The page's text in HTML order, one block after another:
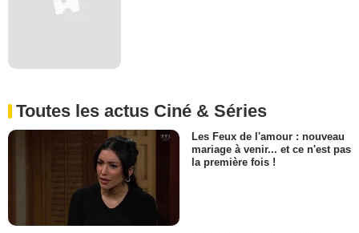
Toutes les actus Ciné & Séries
Les Feux de l'amour : nouveau
mariage à venir... et ce n'est pas
la première fois !